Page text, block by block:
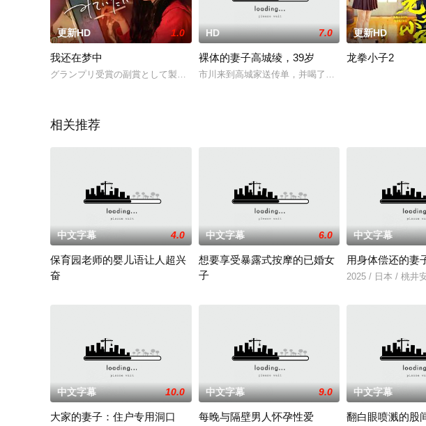
更新HD 1.0
我还在梦中
グランプリ受賞の副賞として製作されたHuluオリジナル「まだゆめをみていたい」は、マ
HD 7.0
裸体的妻子高城绫，39岁
市川来到高城家送传单，并喝了一杯茶。当我和高城谈
更新HD
龙拳小子2
相关推荐
中文字幕 4.0
保育园老师的婴儿语让人超兴
奋
中文字幕 6.0
想要享受暴露式按摩的已婚女
子
中文字幕
用身体偿还的妻
2025 / 日本 / 桃井
中文字幕 10.0
大家的妻子：住户专用洞口
中文字幕 9.0
每晚与隔壁男人怀孕性爱
中文字幕
翻白眼喷溅的股